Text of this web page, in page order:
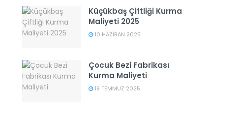
Küçükbaş Çiftliği Kurma
Maliyeti 2025
10 HAZIRAN 2025
Çocuk Bezi Fabrikası
Kurma Maliyeti
19 TEMMUZ 2025